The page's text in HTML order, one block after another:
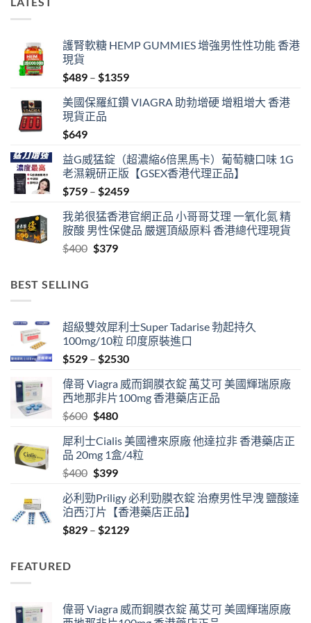
護腎軟糖 HEMP GUMMIES 增強男性性功能 香港
現貨
$489 – $1359Price
$489
美國保羅紅鑽 VIAGRA 助勃增硬 增粗增大 香港
現貨正品
$649
益G威猛錠（超濃縮6倍黑馬卡）葡萄糖口味 1G
老濕親研正版【GSEX香港代理正品】
$759 – $2459Price
$759
through
我弟很猛香港官網正品 小哥哥艾理 一氧化氮 精
胺酸 男性保健品 嚴選頂級原料 香港總代理現貨
$400 Original
$379Current
BEST SELLING
超級雙效犀利士Super Tadarise 勃起持久
100mg/10粒 印度原裝進口
$529 – $2530Price
$529
through
偉哥 Viagra 威而鋼膜衣錠 萬艾可 美國輝瑞原廠
西地那非片100mg 香港藥店正品
$600 Original
was:
$600.
$480Current
is:
$480.
犀利士Cialis 美國禮來原廠 他達拉非 香港藥店正
品 20mg 1盒/4粒
$400 Original
was:
$400.
$399Current
is:
$399.
必利勁Priligy 必利勁膜衣錠 治療男性早洩 鹽酸達
泊西汀片【香港藥店正品】
$829 – $2129Price
FEATURED
偉哥 Viagra 威而鋼膜衣錠 萬艾可 美國輝瑞原廠